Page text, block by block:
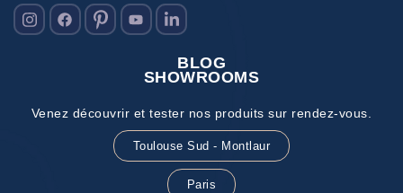
BLOG
SHOWROOMS
Venez découvrir et tester nos produits sur rendez-vous.
Toulouse Sud - Montlaur
Paris